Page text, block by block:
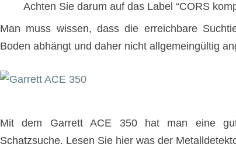
Achten Sie darum auf das Label “CORS
Man muss wissen, dass die erreichbare
Boden abhängt und daher nicht allgemeingültig
Mit dem Garrett ACE 350 hat man eine
Schatzsuche. Lesen Sie hier was der